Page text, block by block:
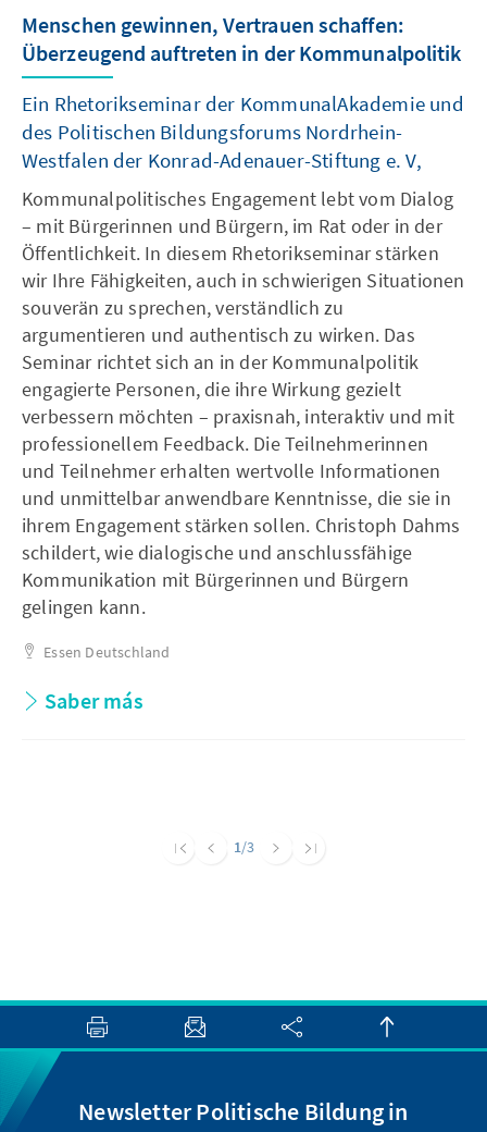
Menschen gewinnen, Vertrauen schaffen:
Überzeugend auftreten in der Kommunalpolitik
Ein Rhetorikseminar der KommunalAkademie und
des Politischen Bildungsforums Nordrhein-
Westfalen der Konrad-Adenauer-Stiftung e. V,
Kommunalpolitisches Engagement lebt vom Dialog
– mit Bürgerinnen und Bürgern, im Rat oder in der
Öffentlichkeit. In diesem Rhetorikseminar stärken
wir Ihre Fähigkeiten, auch in schwierigen Situationen
souverän zu sprechen, verständlich zu
argumentieren und authentisch zu wirken. Das
Seminar richtet sich an in der Kommunalpolitik
engagierte Personen, die ihre Wirkung gezielt
verbessern möchten – praxisnah, interaktiv und mit
professionellem Feedback. Die Teilnehmerinnen
und Teilnehmer erhalten wertvolle Informationen
und unmittelbar anwendbare Kenntnisse, die sie in
ihrem Engagement stärken sollen. Christoph Dahms
schildert, wie dialogische und anschlussfähige
Kommunikation mit Bürgerinnen und Bürgern
gelingen kann.
Essen Deutschland
Saber más
1/3
Newsletter Politische Bildung in